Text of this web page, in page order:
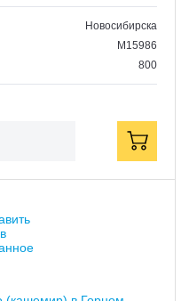
Новосибирска
M15986
800